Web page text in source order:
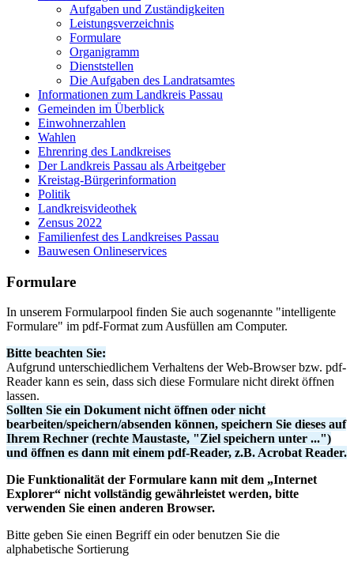
Aufgaben und Zuständigkeiten
Leistungsverzeichnis
Formulare
Organigramm
Dienststellen
Die Aufgaben des Landratsamtes
Informationen zum Landkreis Passau
Gemeinden im Überblick
Einwohnerzahlen
Wahlen
Ehrenring des Landkreises
Der Landkreis Passau als Arbeitgeber
Kreistag-Bürgerinformation
Politik
Landkreisvideothek
Zensus 2022
Familienfest des Landkreises Passau
Bauwesen Onlineservices
Formulare
In unserem Formularpool finden Sie auch sogenannte "intelligente
Formulare" im pdf-Format zum Ausfüllen am Computer.
Bitte beachten Sie:
Aufgrund unterschiedlichem Verhaltens der Web-Browser bzw. pdf-
Reader kann es sein, dass sich diese Formulare nicht direkt öffnen
lassen.
Sollten Sie ein Dokument nicht öffnen oder nicht
bearbeiten/speichern/absenden können, speichern Sie dieses auf
Ihrem Rechner (rechte Maustaste, "Ziel speichern unter ...")
und öffnen es dann mit einem pdf-Reader, z.B. Acrobat Reader.
Die Funktionalität der Formulare kann mit dem „Internet
Explorer“ nicht vollständig gewährleistet werden, bitte
verwenden Sie einen anderen Browser.
Bitte geben Sie einen Begriff ein oder benutzen Sie die
alphabetische Sortierung